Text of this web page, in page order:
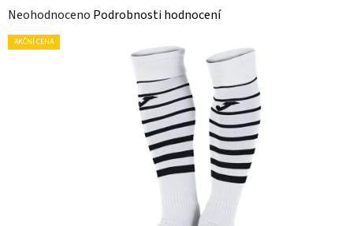
Průměrné
hodnocení
Neohodnoceno Podrobnosti hodnocení
AKČNÍ CENA